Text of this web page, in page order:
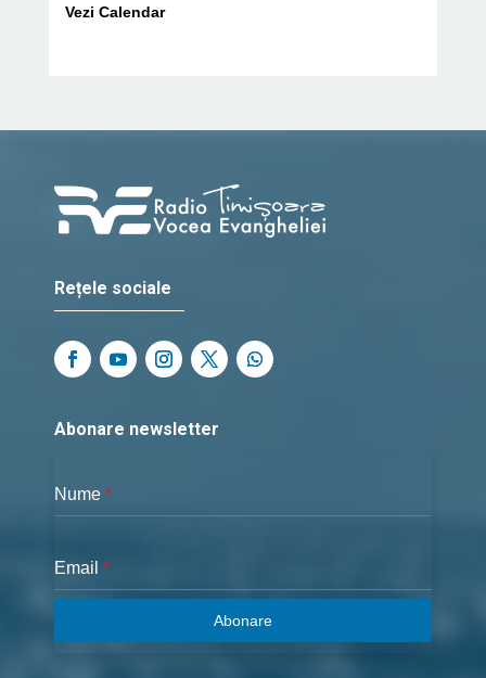
Vezi Calendar
Rețele sociale
Abonare newsletter
Nume *
Email *
Abonare